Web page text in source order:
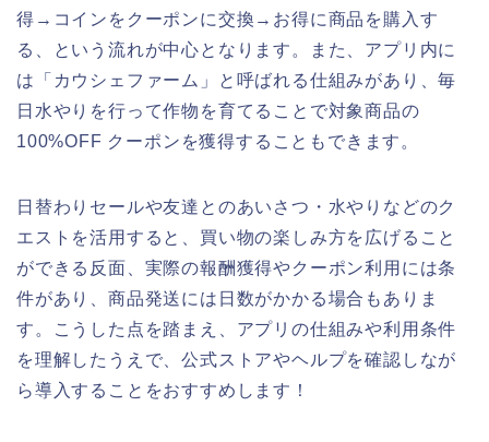
得→コインをクーポンに交換→お得に商品を購入す
る、という流れが中心となります。また、アプリ内に
は「カウシェファーム」と呼ばれる仕組みがあり、毎
日水やりを行って作物を育てることで対象商品の
100%OFF クーポンを獲得することもできます。
日替わりセールや友達とのあいさつ・水やりなどのク
エストを活用すると、買い物の楽しみ方を広げること
ができる反面、実際の報酬獲得やクーポン利用には条
件があり、商品発送には日数がかかる場合もありま
す。こうした点を踏まえ、アプリの仕組みや利用条件
を理解したうえで、公式ストアやヘルプを確認しなが
ら導入することをおすすめします！